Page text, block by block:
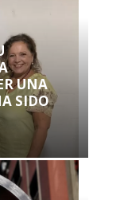
UNA
SIDO